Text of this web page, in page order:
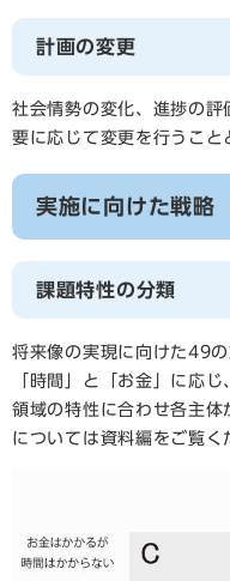
計画の変更
社会情勢の変化、進捗の
要に応じて変更を行うこと
実施に向けた戦略
課題特性の分類
将来像の実現に向けた49
「時間」と「お金」に応
領域の特性に合わせ各主
については資料編をご覧く